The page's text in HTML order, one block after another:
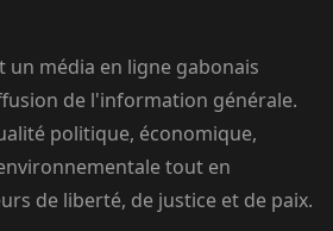
un média en ligne gabonais
de l'information générale.
politique, économique,
tout en
de liberté, de justice et de paix.